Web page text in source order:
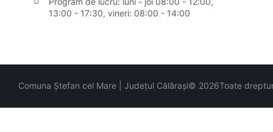
13:00 - 17:30, vineri: 08:00 - 14:00
Comuna Ștefan cel Mare | Județul Călărași© 2026Toate